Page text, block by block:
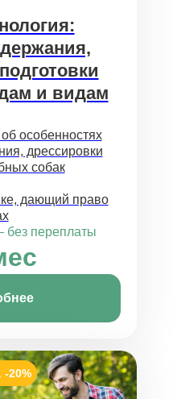
и видам
особенностях
дрессировки
собак
дающий право
без переплаты
-20%